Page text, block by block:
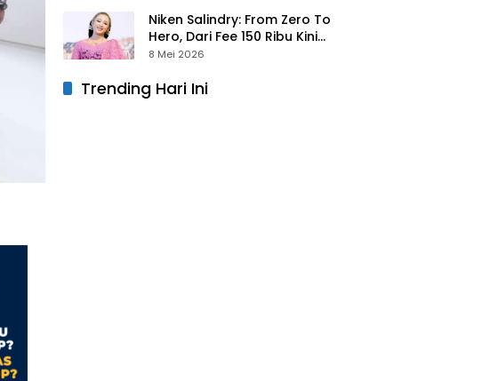
Niken Salindry: From Zero To
Hero, Dari Fee 150 Ribu Kini
Punya Aset Miliaran
8 Mei 2026
Trending Hari Ini